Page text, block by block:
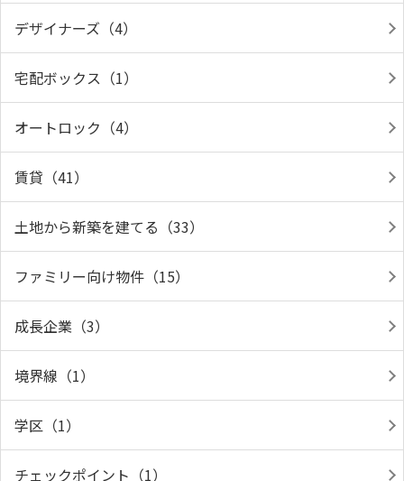
デザイナーズ（4）
宅配ボックス（1）
オートロック（4）
賃貸（41）
土地から新築を建てる（33）
ファミリー向け物件（15）
成長企業（3）
境界線（1）
学区（1）
チェックポイント（1）